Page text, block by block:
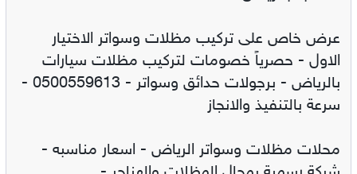
عرض خاص على تركيب مظلات وسواتر الاختيار
الاول - حصرياً خصومات لتركيب مظلات سيارات
بالرياض - برجولات حدائق وسواتر - 0500559613 -
سرعة بالتنفيذ والانجاز
محلات مظلات وسواتر الرياض - اسعار مناسبه -